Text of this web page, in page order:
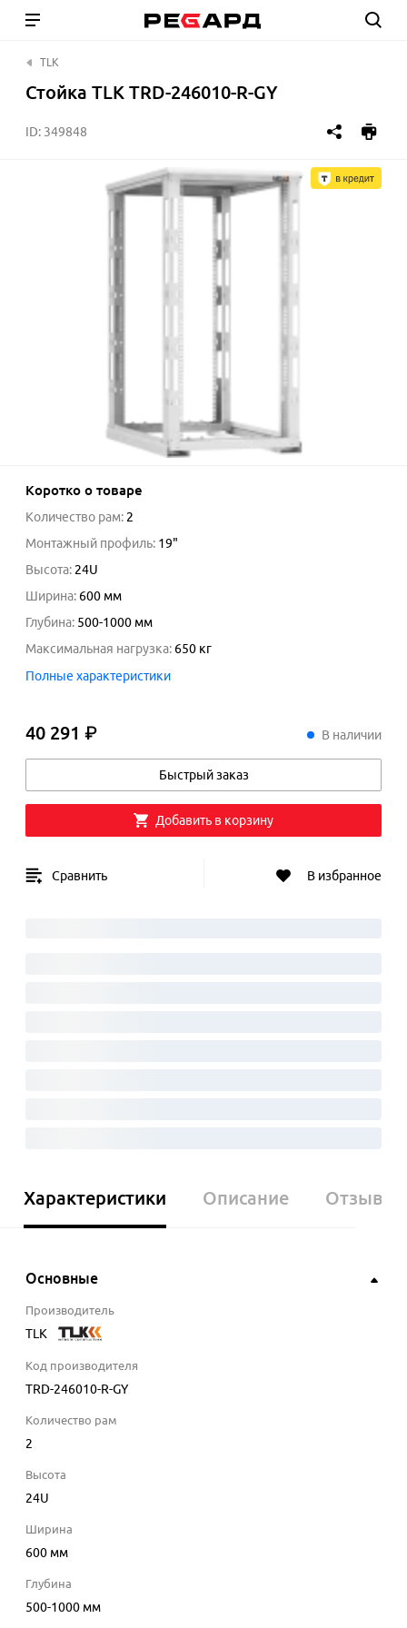
TLK
Стойка TLK TRD-246010-R-GY
ID: 349848
Коротко о товаре
Количество рам: 2
Монтажный профиль: 19"
Высота: 24U
Ширина:600 мм
Глубина: 500-1000 мм
Максимальная нагрузка:650 кг
Полные характеристики
40 291 ₽40 291 ₽ В наличии
Быстрый заказ
Добавить в корзину
Сравнить В избранное
Характеристики Описание Отзывы
Основные
Производитель
TLK
Код производителя
TRD-246010-R-GY
Количество рам
2
Высота
24U
Ширина
600 мм
Глубина
500-1000 мм